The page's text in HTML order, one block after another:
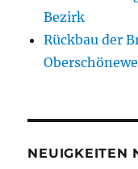
Bezirk
Rückbau der
NEUIGKEITEN